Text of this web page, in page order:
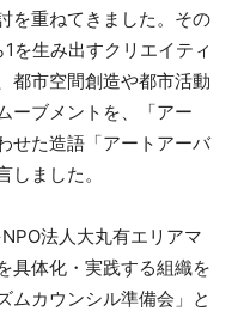
を重ねてきました。その
を生み出すクリエイティ
都市空間創造や都市活動
ーブメントを、「アー
せた造語「アートアーバ
ました。
法人大丸有エリアマ
具体化・実践する組織を
ムカウンシル準備会」と